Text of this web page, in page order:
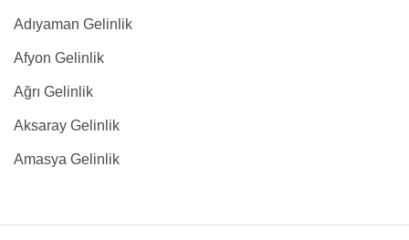
Adıyaman Gelinlik
Afyon Gelinlik
Ağrı Gelinlik
Aksaray Gelinlik
Amasya Gelinlik